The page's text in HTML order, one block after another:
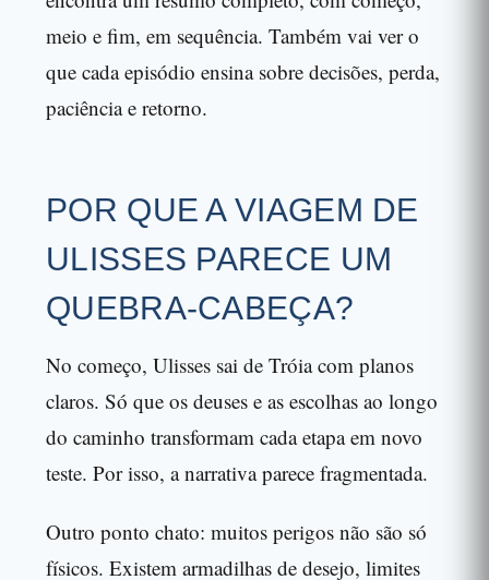
meio e fim, em sequência. Também vai ver o
que cada episódio ensina sobre decisões, perda,
paciência e retorno.
POR QUE A VIAGEM DE
ULISSES PARECE UM
QUEBRA-CABEÇA?
No começo, Ulisses sai de Tróia com planos
claros. Só que os deuses e as escolhas ao longo
do caminho transformam cada etapa em novo
teste. Por isso, a narrativa parece fragmentada.
Outro ponto chato: muitos perigos não são só
físicos. Existem armadilhas de desejo, limites